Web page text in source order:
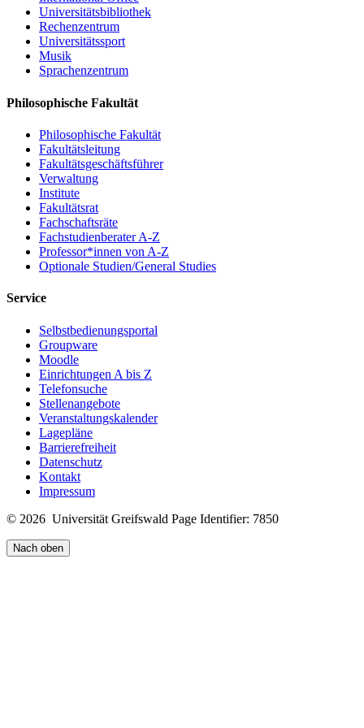
Universitätsbibliothek
Rechenzentrum
Universitätssport
Musik
Sprachenzentrum
Philosophische Fakultät
Philosophische Fakultät
Fakultätsleitung
Fakultätsgeschäftsführer
Verwaltung
Institute
Fakultätsrat
Fachschaftsräte
Fachstudienberater A-Z
Professor*innen von A-Z
Optionale Studien/General Studies
Service
Selbstbedienungsportal
Groupware
Moodle
Einrichtungen A bis Z
Telefonsuche
Stellenangebote
Veranstaltungskalender
Lagepläne
Barrierefreiheit
Datenschutz
Kontakt
Impressum
© 2026 Universität Greifswald Page Identifier: 7850
Nach oben